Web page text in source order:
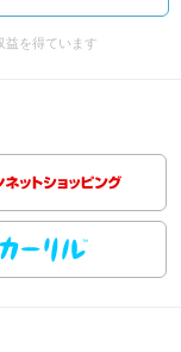
益を得ています